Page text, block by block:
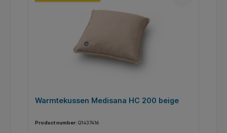
Warmtekussen Medisana HC 200 beige
Product number: Q1437416